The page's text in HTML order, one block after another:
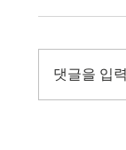
댓글을 입